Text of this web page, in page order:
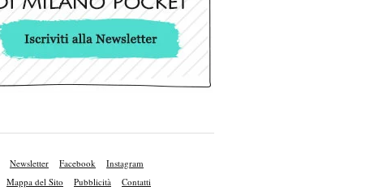
Newsletter Facebook
Instagram
Mappa del Sito Pubblicità Contatti